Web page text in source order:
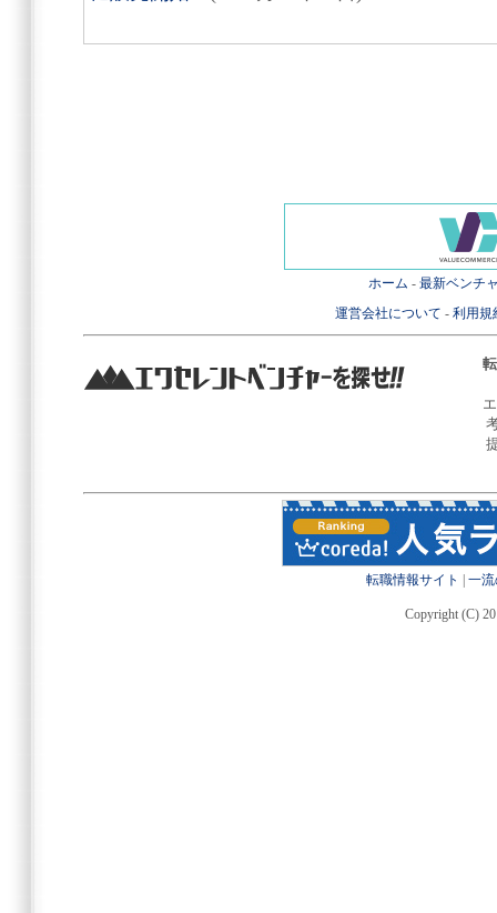
ホーム - 最新ベンチ
運営会社について - 利用規
転職情報サイト 一
Copyright (C)